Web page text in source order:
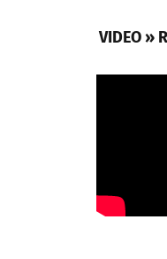
VIDEO »